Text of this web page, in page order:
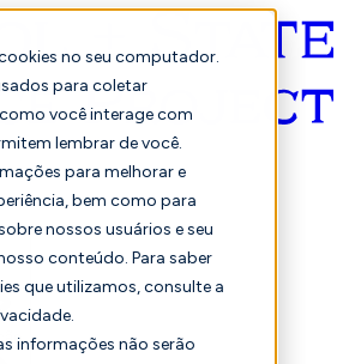
no seu computador.
para coletar
você interage com
lembrar de você.
para melhorar e
bem como para
nossos usuários e seu
conteúdo. Para saber
que utilizamos, consulte a
informações não serão